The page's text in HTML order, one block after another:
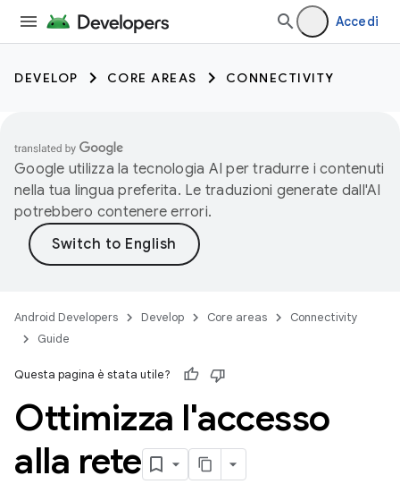
Accedi
DEVELOP CORE AREAS CONNECTIVITY
Google utilizza la tecnologia AI per tradurre i contenuti
nella tua lingua preferita. Le traduzioni generate dall'AI
potrebbero contenere errori.
Android Developers Develop Core areas
Connectivity
Guide
Questa pagina è stata utile?
Ottimizza l'accesso
alla rete